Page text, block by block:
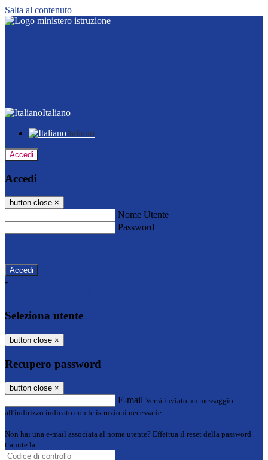
Salta al contenuto
Italiano
Italiano
Accedi
Accedi
button close ×
Nome Utente
Password
-
Seleziona utente
button close ×
Recupero password
button close ×
E-mail Verrà inviato un messaggio
all'indirizzo indicato con le istruzioni necessarie.
Non hai una e-mail associata al nome utente? Effettua il reset della password
tramite la